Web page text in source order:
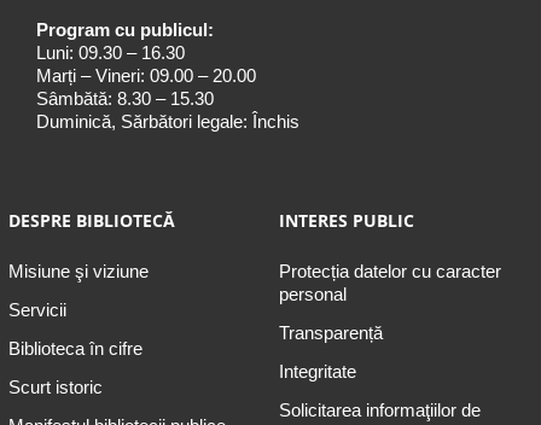
Program cu publicul:
Luni: 09.30 – 16.30
Marți – Vineri: 09.00 – 20.00
Sâmbătă: 8.30 – 15.30
Duminică, Sărbători legale: Închis
DESPRE BIBLIOTECĂ
Misiune şi viziune
Servicii
Biblioteca în cifre
Scurt istoric
INTERES PUBLIC
Protecția datelor cu caracter
personal
Transparență
Integritate
Solicitarea informaţiilor de